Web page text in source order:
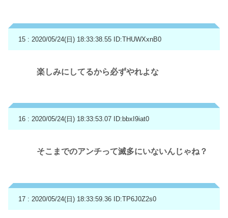
15 : 2020/05/24(日) 18:33:38.55 ID:THUWXxnB0
楽しみにしてるから必ずやれよな
16 : 2020/05/24(日) 18:33:53.07 ID:bbxI9iat0
そこまでのアンチって滅多にいないんじゃね？
17 : 2020/05/24(日) 18:33:59.36 ID:TP6J0Z2s0